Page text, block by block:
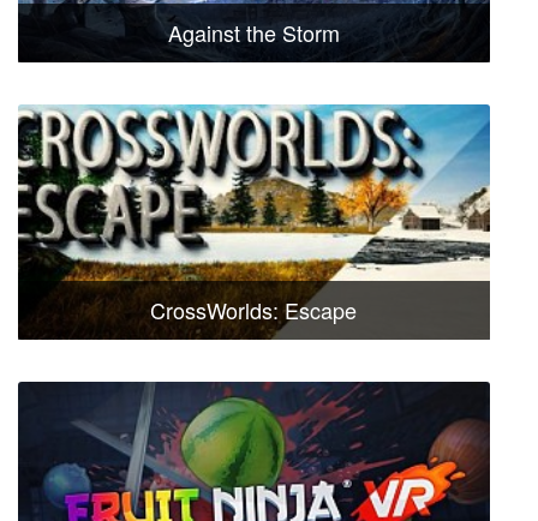
Against the Storm
CrossWorlds: Escape